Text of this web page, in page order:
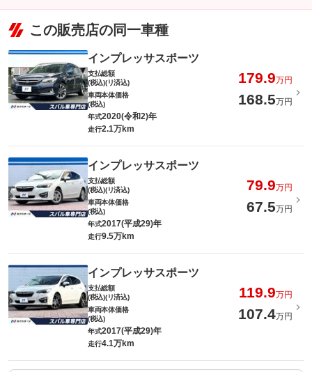
この販売店の同一車種
インプレッサスポーツ
支払総額
(税込)(リ済込)
179.9万円
車両本体価格
(税込)
168.5万円
年式2020(令和2)年
走行2.1万km
インプレッサスポーツ
支払総額
(税込)(リ済込)
79.9万円
車両本体価格
(税込)
67.5万円
年式2017(平成29)年
走行9.5万km
インプレッサスポーツ
支払総額
(税込)(リ済込)
119.9万円
車両本体価格
(税込)
107.4万円
年式2017(平成29)年
走行4.1万km